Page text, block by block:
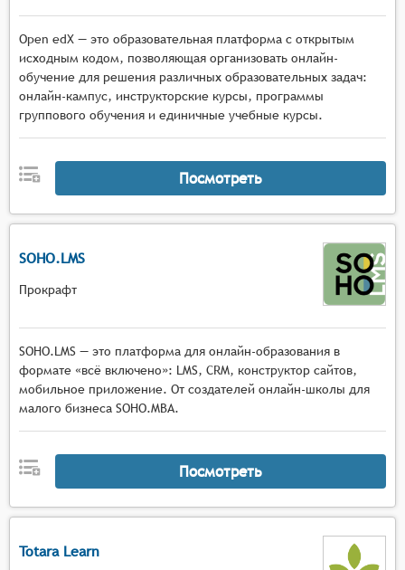
Open edX — это образовательная платформа с открытым
исходным кодом, позволяющая организовать онлайн-
обучение для решения различных образовательных задач:
онлайн-кампус, инструкторские курсы, программы
группового обучения и единичные учебные курсы.
Посмотреть
SOHO.LMS
Прокрафт
SOHO.LMS — это платформа для онлайн-образования в
формате «всё включено»: LMS, CRM, конструктор сайтов,
мобильное приложение. От создателей онлайн-школы для
малого бизнеса SOHO.MBA.
Посмотреть
Totara Learn